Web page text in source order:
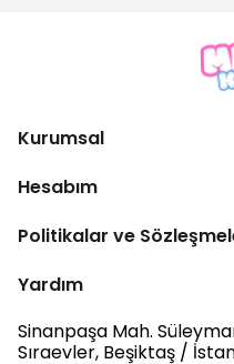
Kurumsal
Hesabım
Politikalar ve
Yardım
Sinanpaşa Mah.
Sıraevler, Beşiktaş /